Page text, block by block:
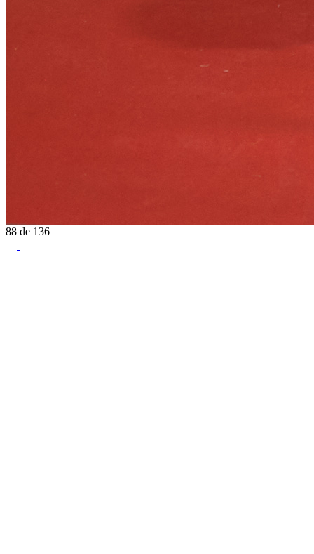
88 de 136